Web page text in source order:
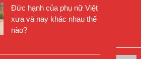
Đức hạnh của phụ nữ Việt
xưa và nay khác nhau thế
nào?